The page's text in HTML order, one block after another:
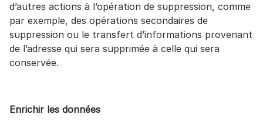
d’autres actions à l’opération de suppression, comme
par exemple, des opérations secondaires de
suppression ou le transfert d’informations provenant
de l’adresse qui sera supprimée à celle qui sera
conservée.
Enrichir les données